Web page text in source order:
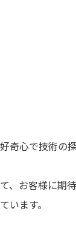
奇⼼で技術の
、お客様に期
います。